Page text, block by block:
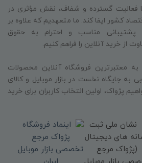
فعالیت گسترده و شفاف، نقش مؤثری در
کشور ایفا کند. ما متعهدیم که علاوه بر
پشتیبانی مناسب و احترام به حقوق
از خرید آنلاین را فراهم کنیم.
معتبرترین فروشگاه آنلاین محصولات
به جایگاه نخست در بازار موبایل و کالای
پژواک، اولین انتخاب کاربران برای خرید